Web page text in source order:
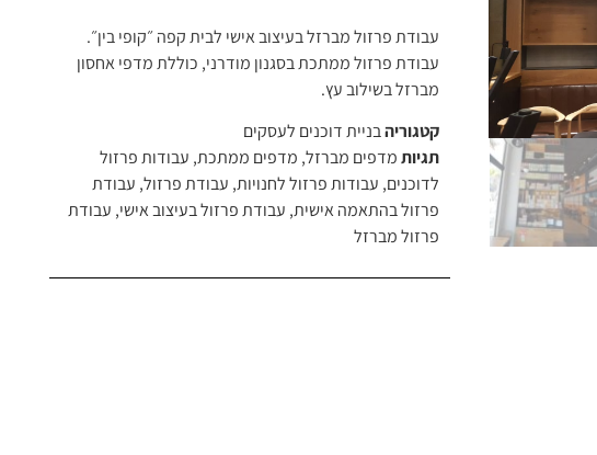
עבודת פרזול מברזל בעיצוב אישי לבית קפה ״קופי בין״.
עבודת פרזול ממתכת בסגנון מודרני, כוללת מדפי אחסון
מברזל בשילוב עץ.
קטגוריהבניית דוכנים לעסקים
תגיות מדפים מברזל, מדפים ממתכת, עבודות פרזול
לדוכנים, עבודות פרזול לחנויות, עבודת פרזול, עבודת
פרזול בהתאמה אישית, עבודת פרזול בעיצוב אישי, עבודת
פרזול מברזל